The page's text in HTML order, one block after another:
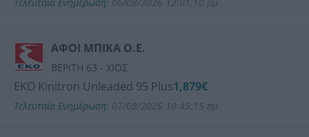
AVIN
ΑΦΟΙ ΜΠΙΚΑ Ο.Ε.
ΒΕΡΙΤΗ 63 - ΧΙΟΣ
ΕΚΟ Kinitron Unleaded 95 Plus1,879€
Τελευταία Ενημέρωση: 07/08/2026 10:49:15 πμ